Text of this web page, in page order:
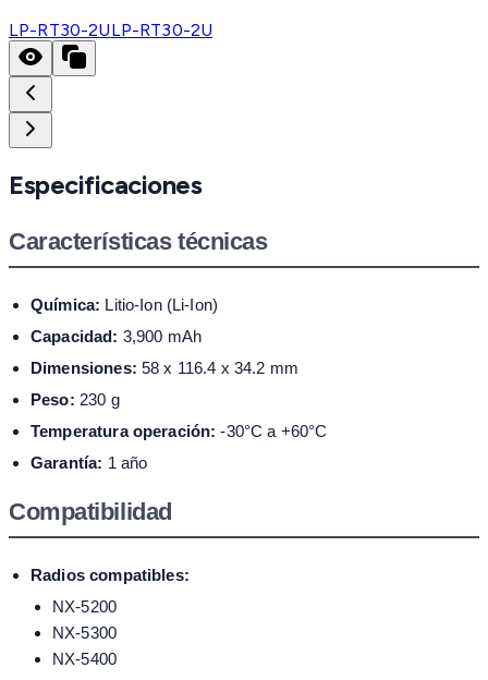
LP-RT30-2ULP-RT30-2U
Especificaciones
Características técnicas
Química: Litio-Ion (Li-Ion)
Capacidad: 3,900 mAh
Dimensiones: 58 x 116.4 x 34.2 mm
Peso: 230 g
Temperatura operación: -30°C a +60°C
Garantía: 1 año
Compatibilidad
Radios compatibles:
NX-5200
NX-5300
NX-5400